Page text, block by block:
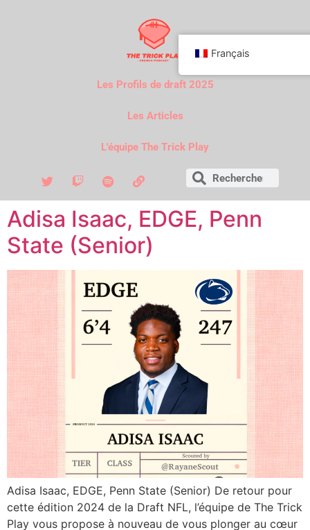
Les Profils de draft 2025
Les Articles
L'équipe The Trick Play
Adisa Isaac, EDGE, Penn
State (Senior)
Adisa Isaac, EDGE, Penn State (Senior) De retour pour
cette édition 2024 de la Draft NFL, l’équipe de The Trick
Play vous propose à nouveau de vous plonger au cœur
Français